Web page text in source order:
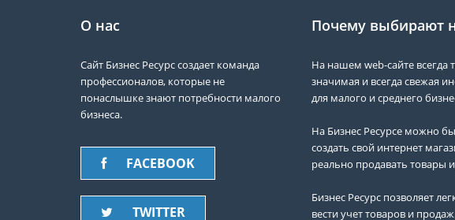
О нас
Сайт Бизнес Ресурс создает команда
профессионалов, которые не
понаслышке знают потребности малого
бизнеса.
FACEBOOK
TWITTER
Почему выбирают
На нашем web-сайте всегда
значимая и всегда свежая
для малого и среднего
На Бизнес Ресурсе можно
создать свой интернет
реально продавать товары и
Бизнес Ресурс позволяет
вести учет товаров и